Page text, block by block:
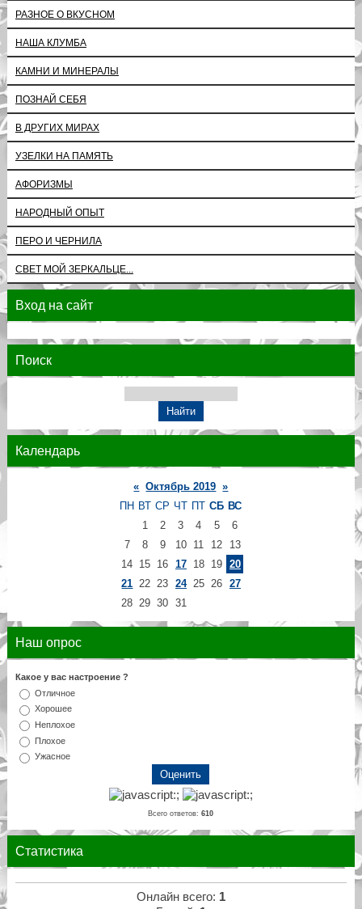
РАЗНОЕ О ВКУСНОМ
НАША КЛУМБА
КАМНИ И МИНЕРАЛЫ
ПОЗНАЙ СЕБЯ
В ДРУГИХ МИРАХ
УЗЕЛКИ НА ПАМЯТЬ
АФОРИЗМЫ
НАРОДНЫЙ ОПЫТ
ПЕРО И ЧЕРНИЛА
СВЕТ МОЙ ЗЕРКАЛЬЦЕ...
Вход на сайт
Поиск
Календарь
« Октябрь 2019 »
ПН ВТ СР ЧТ ПТ СБ ВС
1
2 3 4 5
6
7
8 9 10 11 12
13
14 15 16 17 18 19 20
21 22 23 24 25 26 27
28 29 30 31
Наш опрос
Какое у вас настроение ?
Отличное
Хорошее
Неплохое
Плохое
Ужасное
Всего ответов:610
Статистика
Онлайн всего: 1